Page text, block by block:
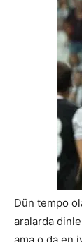
Dün tempo
aralarda